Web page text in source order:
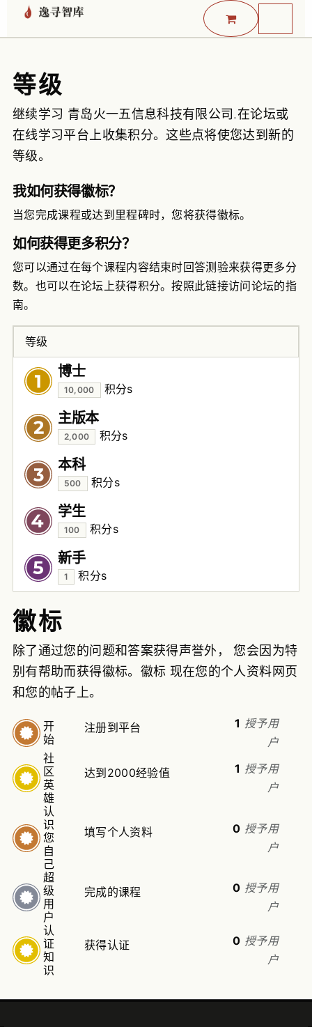
跳至内容
等级
继续学习 青岛火一五信息科技有限公司.在论坛或
在线学习平台上收集积分。这些点将使您达到新的
等级。
我如何获得徽标？
当您完成课程或达到里程碑时，您将获得徽标。
如何获得更多积分？
您可以通过在每个课程内容结束时回答测验来获得更多分
数。也可以在论坛上获得积分。按照此链接访问论坛的指
南。
等级
博士
10,000 积分s
主版本
2,000 积分s
本科
500 积分s
学生
100 积分s
新手
1 积分s
徽标
除了通过您的问题和答案获得声誉外， 您会因为特
别有帮助而获得徽标。 徽标 现在您的个人资料网页
和您的帖子上。
开
始
注册到平台 1 授予用
户
社
区
英
雄
达到2000经验值 1 授予用
户
认
识
您
自
己
填写个人资料 0 授予用
户
超
级
用
户
完成的课程 0 授予用
户
认
证
知
识
获得认证 0 授予用
户